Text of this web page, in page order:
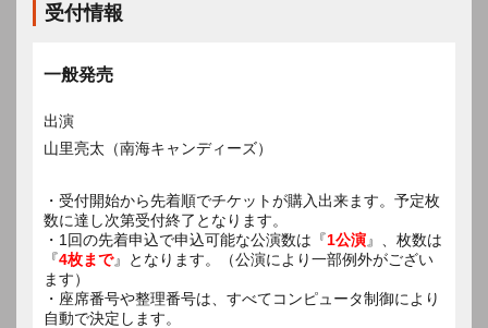
受付情報
一般発売
出演
山里亮太（南海キャンディーズ）
・受付開始から先着順でチケットが購入出来ます。予定枚
数に達し次第受付終了となります。
・1回の先着申込で申込可能な公演数は『1公演』、枚数は
『4枚まで』となります。（公演により一部例外がござい
ます）
・座席番号や整理番号は、すべてコンピュータ制御により
自動で決定します。